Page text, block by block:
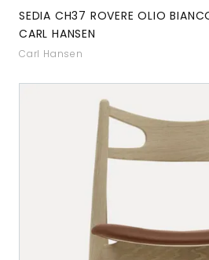
SEDIA CH37 ROVERE OLIO
CARL HANSEN
Carl Hansen